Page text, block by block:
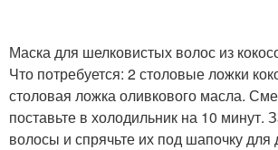
Маска для шелковистых волос из
Что потребуется: 2 столовые ложки
столовая ложка оливкового масла.
поставьте в холодильник на 10 минут.
волосы и спрячьте их под шапочку для